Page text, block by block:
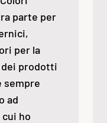
parte per
per la
dei prodotti
sempre
ad
ho